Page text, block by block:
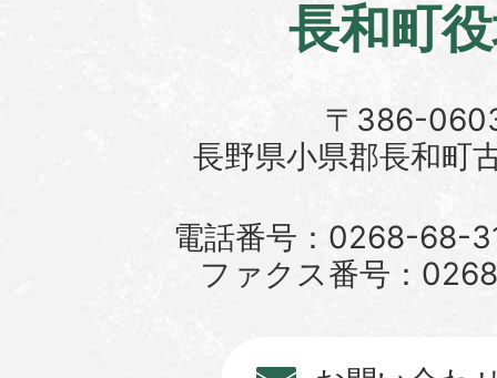
長和町
〒386-
長野県小県郡長和町
電話番号：0268-68-
ファクス番号：